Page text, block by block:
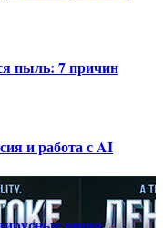
пыль: 7 причин
и работа с AI